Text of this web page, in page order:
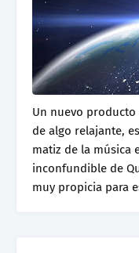
Un nuevo producto
de algo relajante,
matiz de la música
inconfundible de
muy propicia para